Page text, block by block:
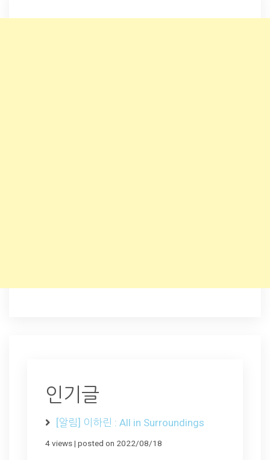
인기글
[알림] 이하린 : All in Surroundings
4 views| posted on 2022/08/18